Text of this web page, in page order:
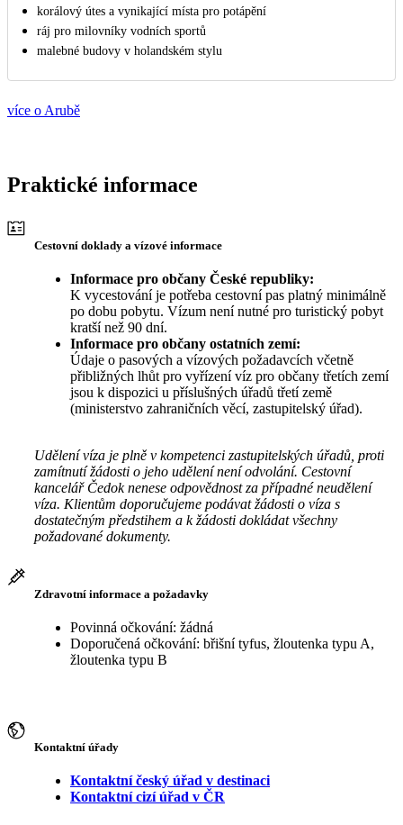
korálový útes a vynikající místa pro potápění
ráj pro milovníky vodních sportů
malebné budovy v holandském stylu
více o Arubě
Praktické informace
Cestovní doklady a vízové informace
Informace pro občany České republiky:
K vycestování je potřeba cestovní pas platný minimálně
po dobu pobytu. Vízum není nutné pro turistický pobyt
kratší než 90 dní.
Informace pro občany ostatních zemí:
Údaje o pasových a vízových požadavcích včetně
přibližných lhůt pro vyřízení víz pro občany třetích zemí
jsou k dispozici u příslušných úřadů třetí země
(ministerstvo zahraničních věcí, zastupitelský úřad).
Udělení víza je plně v kompetenci zastupitelských úřadů, proti
zamítnutí žádosti o jeho udělení není odvolání. Cestovní
kancelář Čedok nenese odpovědnost za případné neudělení
víza. Klientům doporučujeme podávat žádosti o víza s
dostatečným předstihem a k žádosti dokládat všechny
požadované dokumenty.
Zdravotní informace a požadavky
Povinná očkování: žádná
Doporučená očkování: břišní tyfus, žloutenka typu A,
žloutenka typu B
Kontaktní úřady
Kontaktní český úřad v destinaci
Kontaktní cizí úřad v ČR